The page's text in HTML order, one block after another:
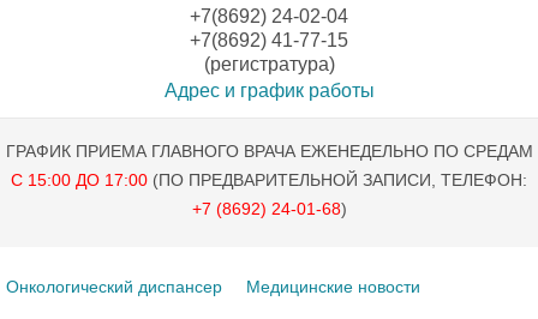
+7(8692) 24-02-04
+7(8692) 41-77-15
(регистратура)
Адрес и график работы
ГРАФИК ПРИЕМА ГЛАВНОГО ВРАЧА ЕЖЕНЕДЕЛЬНО ПО СРЕДАМ
С 15:00 ДО 17:00 (ПО ПРЕДВАРИТЕЛЬНОЙ ЗАПИСИ, ТЕЛЕФОН:
+7 (8692) 24-01-68)
Онкологический диспансер Медицинские новости